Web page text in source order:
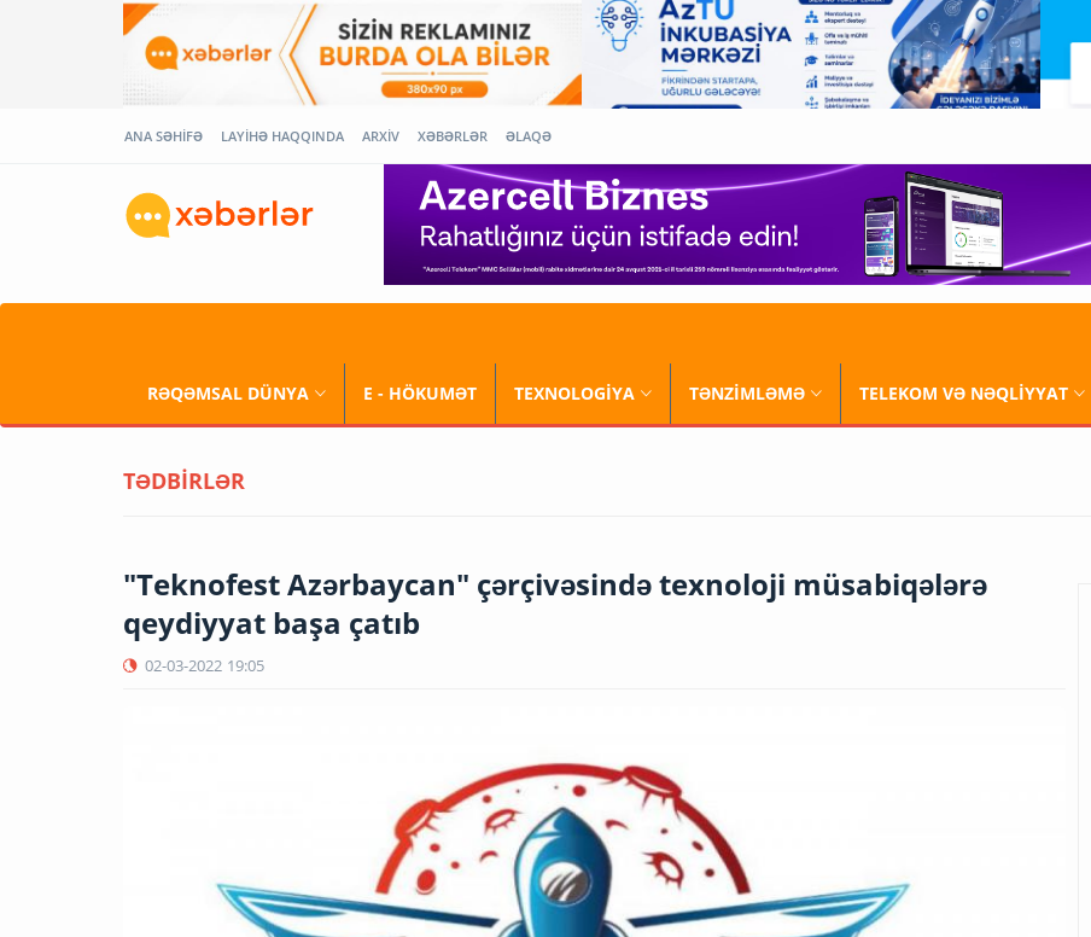
ANA SƏHİFƏ LAYİHƏ HAQQINDA ARXİV XƏBƏRLƏR ƏLAQƏ
RƏQƏMSAL DÜNYA E - HÖKUMƏT TEXNOLOGİYA TƏNZİMLƏMƏ TELEKOM VƏ NƏQLİYYAT
TƏDBİRLƏR
"Teknofest Azərbaycan" çərçivəsində texnoloji müsabiqələrə
qeydiyyat başa çatıb
02-03-2022 19:05